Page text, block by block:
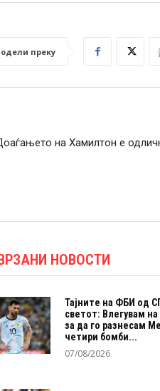
преку
на Хамилтон е
НОВОСТИ
Тајните на ФБИ од
светот: Влегувам
за да го разнесам
четири бомби...
07/08/2026